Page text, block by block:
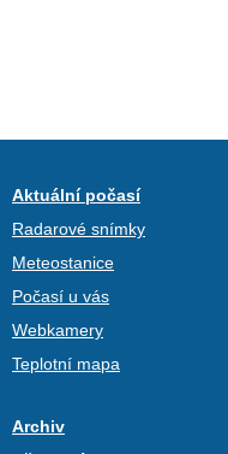
Aktuální počasí
Radarové snímky
Meteostanice
Počasí u vás
Webkamery
Teplotní mapa
Archiv